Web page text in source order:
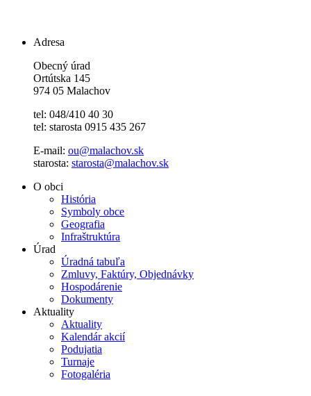
Adresa
Obecný úrad
Ortútska 145
974 05 Malachov
tel: 048/410 40 30
tel: starosta 0915 435 267
E-mail: ou@malachov.sk
starosta: starosta@malachov.sk
O obci
História
Symboly obce
Geografia
Infraštruktúra
Úrad
Úradná tabuľa
Zmluvy, Faktúry, Objednávky
Hospodárenie
Dokumenty
Aktuality
Aktuality
Kalendár akcií
Podujatia
Turnaje
Fotogaléria